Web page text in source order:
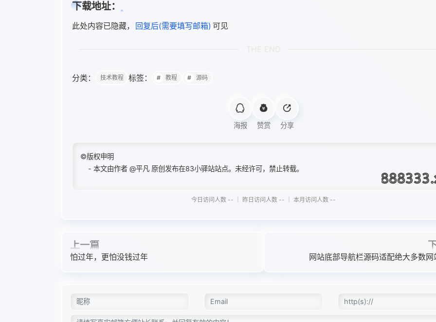
下载地址：
此处内容已隐藏， 回复后(需要填写邮箱) 可见
分类： 技术教程 标签： 教程 源码
海报 赞赏 分享
©版权申明
- 本文由作者 @平凡 原创发布在83小驿站站点。未经许可，禁止转载。
今日访问人数 -- ｜ 昨日访问人数 -- ｜ 本月访问人数 --
上一篇
怕过年，更怕没钱过年 网站底部导航栏源码适配绝大多数网